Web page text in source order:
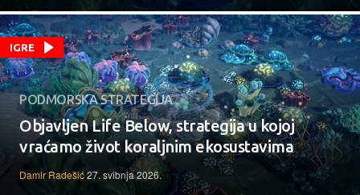
IGRE
PODMORSKA STRATEGIJA
Objavljen Life Below, strategija u kojoj
vraćamo život koraljnim ekosustavima
Damir Radešić27. svibnja 2026.